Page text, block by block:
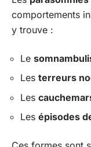
comportements
y trouve :
Le
Les terreurs
Les
Les épisodes